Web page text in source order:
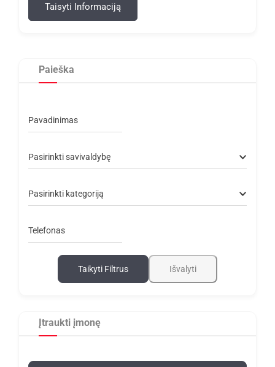
Taisyti Informaciją
Paieška
Pavadinimas
Pasirinkti savivaldybę
Pasirinkti kategoriją
Telefonas
Taikyti Filtrus Išvalyti
Įtraukti įmonę